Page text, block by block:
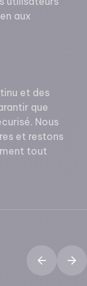
aux
et des
que
Nous
et restons
tout